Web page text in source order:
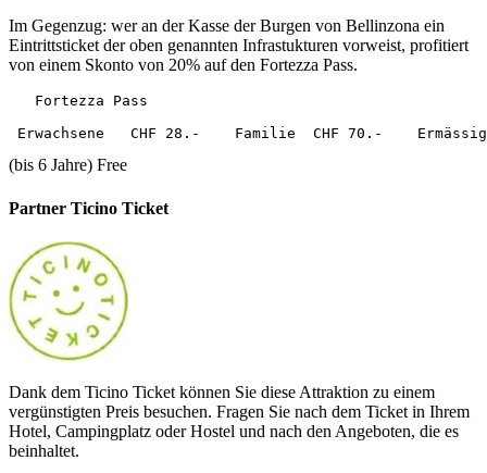
Im Gegenzug: wer an der Kasse der Burgen von Bellinzona ein
Eintrittsticket der oben genannten Infrastukturen vorweist, profitiert
von einem Skonto von 20% auf den Fortezza Pass.
   Fortezza Pass
(bis 6 Jahre) Free
Partner Ticino Ticket
Dank dem Ticino Ticket können Sie diese Attraktion zu einem
vergünstigten Preis besuchen. Fragen Sie nach dem Ticket in Ihrem
Hotel, Campingplatz oder Hostel und nach den Angeboten, die es
beinhaltet.